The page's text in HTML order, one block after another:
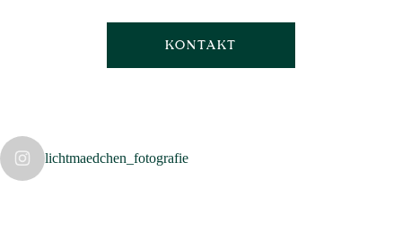
KONTAKT
lichtmaedchen_fotografie